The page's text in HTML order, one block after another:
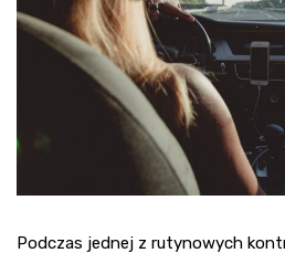
Podczas jednej z rutynowych